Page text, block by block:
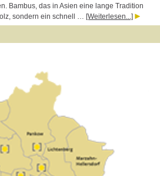
Bambus, das in Asien eine lange Tradition
sondern ein schnell … [Weiterlesen...]